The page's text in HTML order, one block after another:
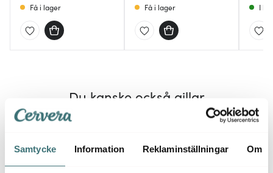
Samtycke Information Reklaminställningar Om
Få i lager Få i lager I
Du kanske också gillar